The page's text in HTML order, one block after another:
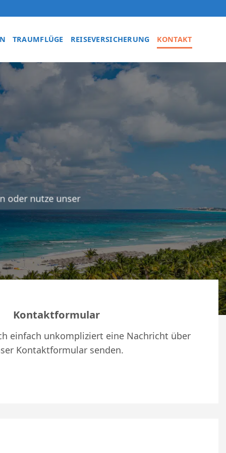
TRAUMFLÜGE REISEVERSICHERUNG KONTAKT
oder nutze unser
Kontaktformular
einfach unkompliziert eine Nachricht über
Kontaktformular senden.